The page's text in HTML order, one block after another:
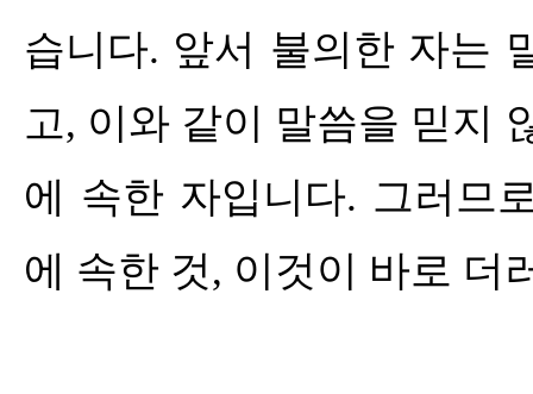
습니다. 앞서 불의한 자는
고, 이와 같이 말씀을 믿지
에 속한 자입니다. 그러므
에 속한 것, 이것이 바로 더